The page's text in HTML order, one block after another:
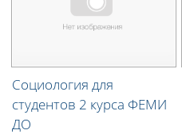
Социология для
студентов 2 курса ФЕМИ
ДО